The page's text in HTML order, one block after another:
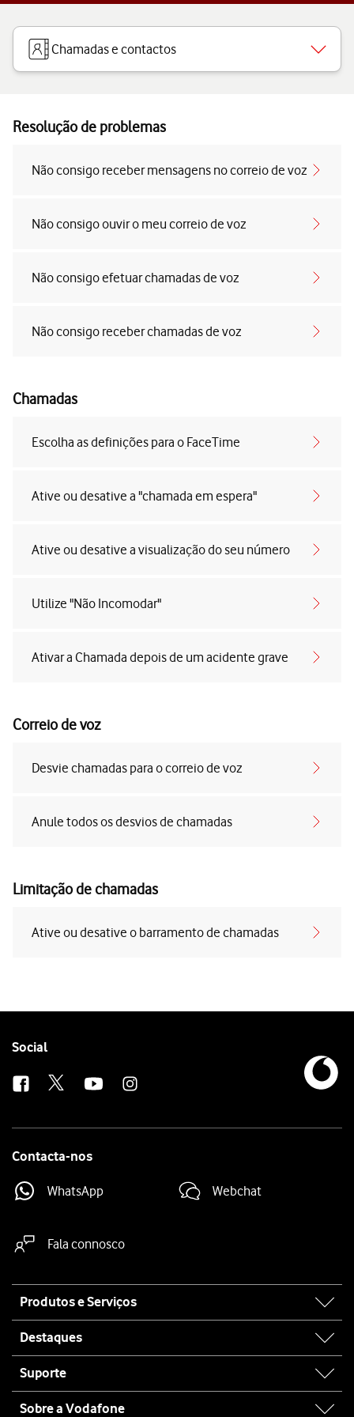
Chamadas e contactos
Resolução de problemas
Não consigo receber mensagens no correio de voz
Não consigo ouvir o meu correio de voz
Não consigo efetuar chamadas de voz
Não consigo receber chamadas de voz
Chamadas
Escolha as definições para o FaceTime
Ative ou desative a "chamada em espera"
Ative ou desative a visualização do seu número
Utilize "Não Incomodar"
Ativar a Chamada depois de um acidente grave
Correio de voz
Desvie chamadas para o correio de voz
Anule todos os desvios de chamadas
Limitação de chamadas
Ative ou desative o barramento de chamadas
Follow
Social
Contacta-nos
WhatsApp Webchat
Fala connosco
map
Produtos e Serviços
Destaques
Suporte
Sobre a Vodafone